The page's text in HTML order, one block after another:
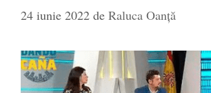
24 iunie 2022 de Raluca Oanță